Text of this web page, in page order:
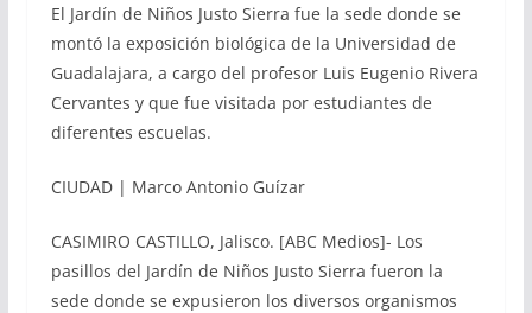
El Jardín de Niños Justo Sierra fue la sede donde se
montó la exposición biológica de la Universidad de
Guadalajara, a cargo del profesor Luis Eugenio Rivera
Cervantes y que fue visitada por estudiantes de
diferentes escuelas.
CIUDAD | Marco Antonio Guízar
CASIMIRO CASTILLO, Jalisco. [ABC Medios]- Los
pasillos del Jardín de Niños Justo Sierra fueron la
sede donde se expusieron los diversos organismos